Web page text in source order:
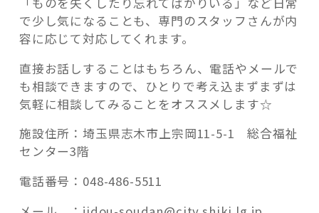
で少し気になることも、専門のスタッフさんが内
容に応じて対応してくれます。
直接お話しすることはもちろん、電話やメールで
も相談できますので、ひとりで考え込まずまずは
気軽に相談してみることをオススメします☆
施設住所：埼玉県志木市上宗岡11-5-1 総合福祉
センター3階
電話番号：048-486-5511